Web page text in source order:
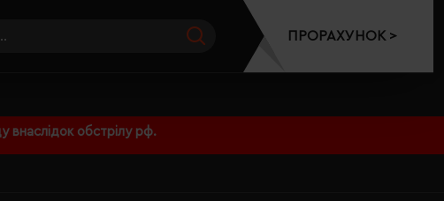
внаслідок обстрілу рф.
ПРОРАХУНОК >